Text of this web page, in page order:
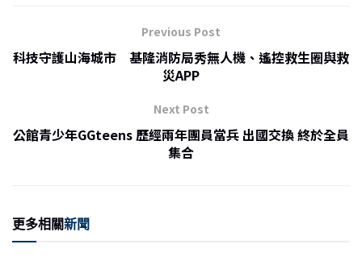
b
k
h
at
Previous Post
科技守護山海城市 基隆消防局秀無人機、遙控救生圈與救
災APP
Next Post
公館青少年GGteens 歷經兩年團員當兵 出國交換 終於全員
集合
更多相關新聞